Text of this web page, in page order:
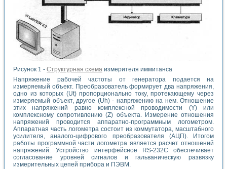
Рисунок 1 - Структурная схема измерителя иммитанса
Напряжение рабочей частоты от генератора подается на
измеряемый объект. Преобразователь формирует два напряжения,
одно из которых (Ut) пропорционально току, протекающему через
измеряемый объект, другое (Uh) - напряжению на нем. Отношение
этих напряжений равно комплексной проводимости (Y) или
комплексному сопротивлению (Z) объекта. Измерение отношения
напряжений проводится аппаратно-программным логометром.
Аппаратная часть логометра состоит из коммутатора, масштабного
усилителя, аналого-цифрового преобразователя (АЦП). Итогом
работы программной части логометра является расчет отношений
напряжений. Устройство интерфейсное RS-232C обеспечивает
согласование уровней сигналов и гальваническую развязку
измерительных цепей прибора и ПЭВМ.